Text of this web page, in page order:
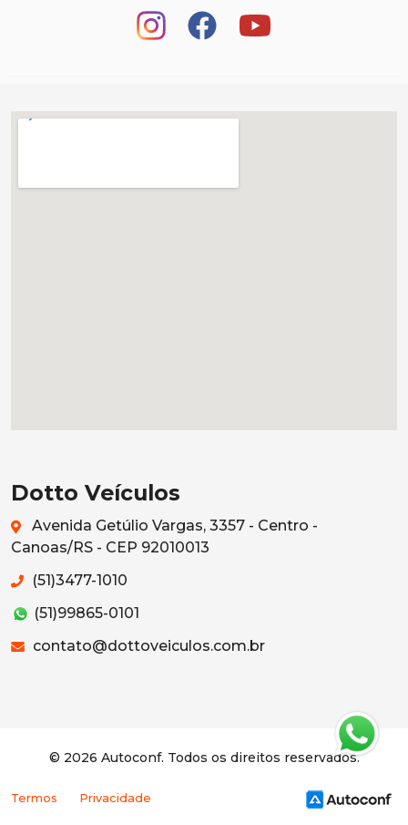
Dotto Veículos
Avenida Getúlio Vargas, 3357 - Centro -
Canoas/RS - CEP 92010013
(51)3477-1010
(51)99865-0101
contato@dottoveiculos.com.br
© 2026 Autoconf. Todos os direitos reservados.
Termos Privacidade